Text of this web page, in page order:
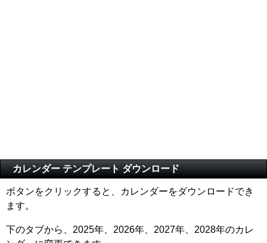
カレンダー テンプレート ダウンロード
ボタンをクリックすると、カレンダーをダウンロードでき
ます。
下のタブから、2025年、2026年、2027年、2028年のカレ